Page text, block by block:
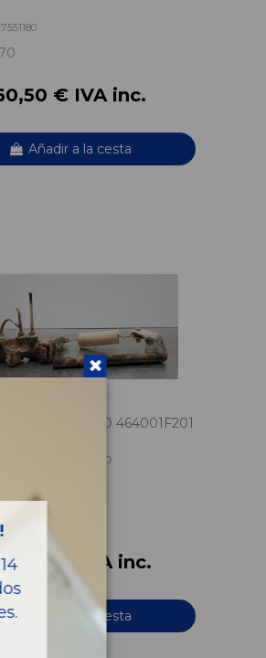
€ IVA inc.
Añadir a la cesta
DE FRENO 464001F201
(WD21) 2.7 TD
€ IVA inc.
Añadir a la cesta